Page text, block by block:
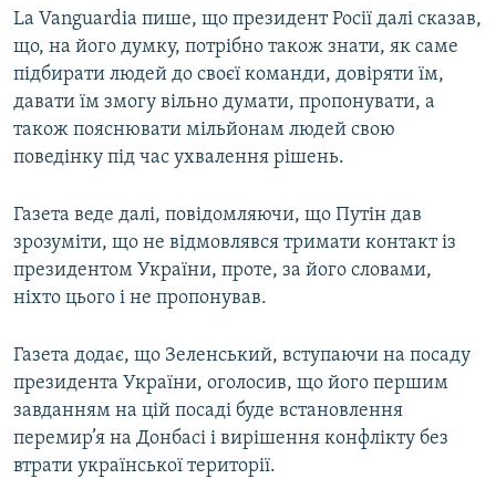
La Vanguardia пише, що президент Росії далі сказав,
що, на його думку, потрібно також знати, як саме
підбирати людей до своєї команди, довіряти їм,
давати їм змогу вільно думати, пропонувати, а
також пояснювати мільйонам людей свою
поведінку під час ухвалення рішень.
Газета веде далі, повідомляючи, що Путін дав
зрозуміти, що не відмовлявся тримати контакт із
президентом України, проте, за його словами,
ніхто цього і не пропонував.
Газета додає, що Зеленський, вступаючи на посаду
президента України, оголосив, що його першим
завданням на цій посаді буде встановлення
перемир’я на Донбасі і вирішення конфлікту без
втрати української території.